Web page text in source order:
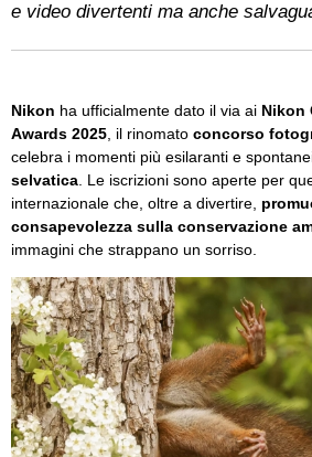
e video divertenti ma anche
Nikon ha ufficialmente dato il via ai Nikon
Awards 2025 , il rinomato concorso
celebra i momenti più esilaranti e
selvatica . Le iscrizioni sono aperte per
internazionale che, oltre a divertire,
consapevolezza sulla conservazione
immagini che strappano un sorriso.